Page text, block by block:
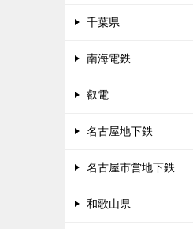
千葉県
南海電鉄
叡電
名古屋地下鉄
名古屋市営地下鉄
和歌山県